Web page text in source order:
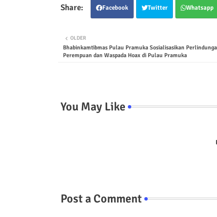
Facebook Twitter Whatsapp
OLDER
Bhabinkamtibmas Pulau Pramuka Sosialisasikan
Perempuan dan Waspada Hoax di Pulau Pramuka
You May Like
Post a Comment